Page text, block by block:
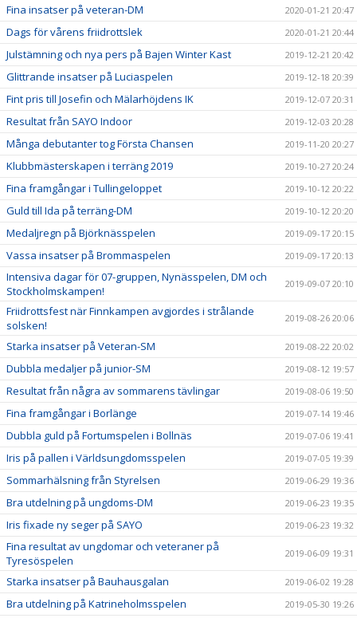
Fina insatser på veteran-DM 2020-01-21 20:47
Dags för vårens friidrottslek 2020-01-21 20:44
Julstämning och nya pers på Bajen Winter Kast 2019-12-21 20:42
Glittrande insatser på Luciaspelen 2019-12-18 20:39
Fint pris till Josefin och Mälarhöjdens IK 2019-12-07 20:31
Resultat från SAYO Indoor 2019-12-03 20:28
Många debutanter tog Första Chansen 2019-11-20 20:27
Klubbmästerskapen i terräng 2019 2019-10-27 20:24
Fina framgångar i Tullingeloppet 2019-10-12 20:22
Guld till Ida på terräng-DM 2019-10-12 20:20
Medaljregn på Björknässpelen 2019-09-17 20:15
Vassa insatser på Brommaspelen 2019-09-17 20:13
Intensiva dagar för 07-gruppen, Nynässpelen, DM och
Stockholmskampen!
2019-09-07 20:10
Friidrottsfest när Finnkampen avgjordes i strålande
solsken!
2019-08-26 20:06
Starka insatser på Veteran-SM 2019-08-22 20:02
Dubbla medaljer på junior-SM 2019-08-12 19:57
Resultat från några av sommarens tävlingar 2019-08-06 19:50
Fina framgångar i Borlänge 2019-07-14 19:46
Dubbla guld på Fortumspelen i Bollnäs 2019-07-06 19:41
Iris på pallen i Världsungdomsspelen 2019-07-05 19:39
Sommarhälsning från Styrelsen 2019-06-29 19:36
Bra utdelning på ungdoms-DM 2019-06-23 19:35
Iris fixade ny seger på SAYO 2019-06-23 19:32
Fina resultat av ungdomar och veteraner på
Tyresöspelen
2019-06-09 19:31
Starka insatser på Bauhausgalan 2019-06-02 19:28
Bra utdelning på Katrineholmsspelen 2019-05-30 19:26